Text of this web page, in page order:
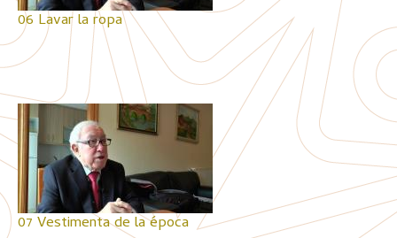
06 Lavar la ropa
07 Vestimenta de la época